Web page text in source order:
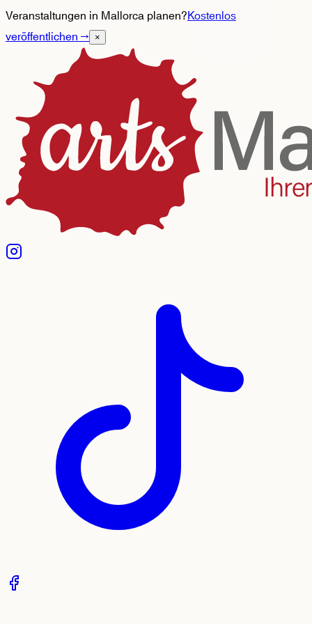
Veranstaltungen in Mallorca planen?Kostenlos
veröffentlichen→ ×